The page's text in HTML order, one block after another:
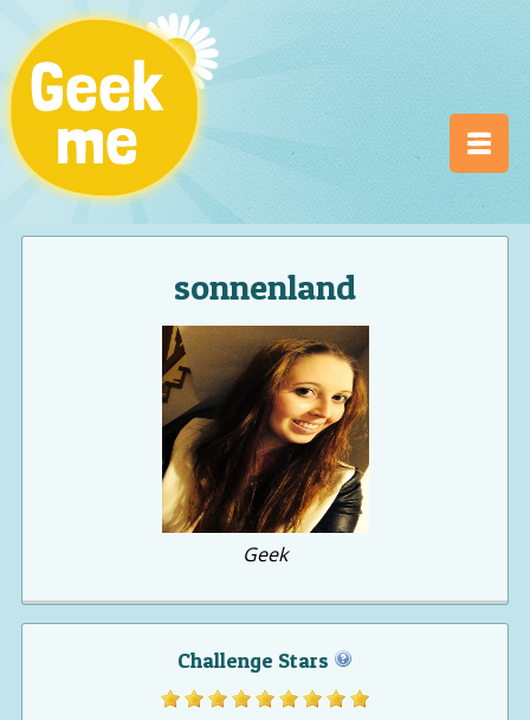
sonnenland
Geek
Challenge Stars